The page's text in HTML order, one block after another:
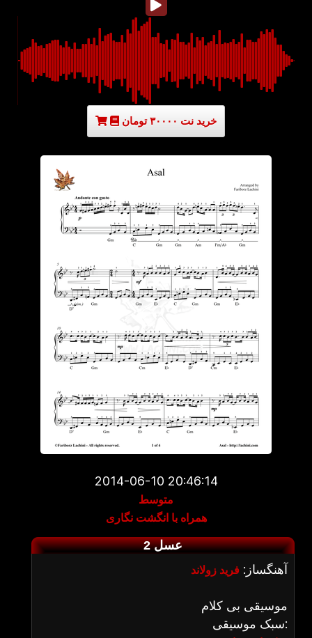
خرید نت ۳۰۰۰۰ تومان
2014-06-10 20:46:14
متوسط
همراه با انگشت نگاری
عسل 2
آهنگساز: فرید زولاند
موسیقی بی کلام
سبک موسیقی: